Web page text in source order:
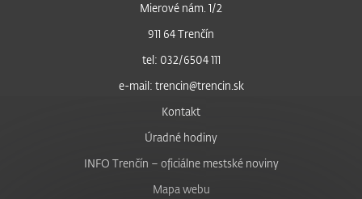
Mierové nám. 1/2
911 64 Trenčín
tel: 032/6504 111
e-mail: trencin@trencin.sk
Kontakt
Úradné hodiny
INFO Trenčín – oficiálne mestské noviny
Mapa webu